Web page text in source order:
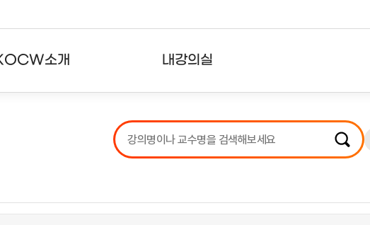
소개 내강의실
강의리스트
수강확인증강의